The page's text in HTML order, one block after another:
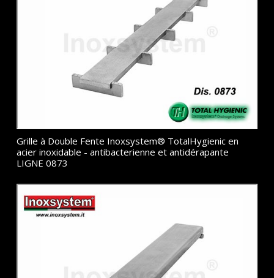
Grille à Double Fente Inoxsystem® TotalHygienic en
acier inoxidable - antibacterienne et antidérapante
LIGNE 0873